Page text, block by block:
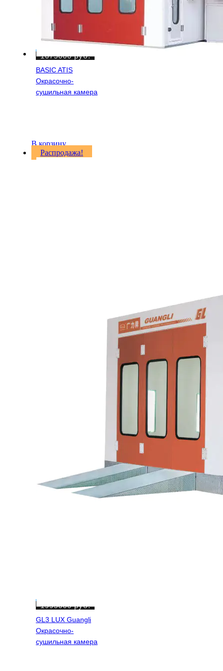
BASIC ATIS
Окрасочно-
сушильная камера
1675000руб.
В корзину
Распродажа!
GL3 LUX Guangli
Окрасочно-
сушильная камера
2120000руб.
1995000руб.